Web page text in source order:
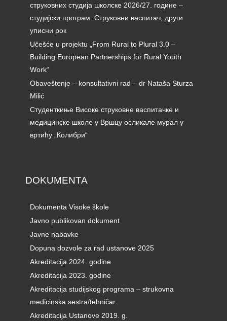
струковних студија школске 2026/27. године –
студијски програм: Струковни васпитач, други
уписни рок
Učešće u projektu „From Rural to Plural 3.0 –
Building European Partnerships for Rural Youth
Work“
Obaveštenje – konsultativni rad – dr Nataša Sturza
Milić
Студенткиње Високе струковне васпитачке и
медицинске школе у Вршцу осликале мурал у
вртићу „Колибри“
DOKUMENTA
Dokumenta Visoke škole
Javno publikovan dokument
Javne nabavke
Dopuna dozvole za rad ustanove 2025
Akreditacija 2024. godine
Akreditacija 2023. godine
Akreditacija studijskog programa – strukovna
medicinska sestra/tehničar
Akreditacija Ustanove 2019. g.